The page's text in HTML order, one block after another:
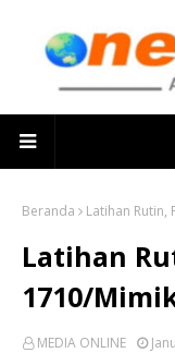
Beranda Latihan Rutin,
Latihan
1710/
MEDIA ONLINE